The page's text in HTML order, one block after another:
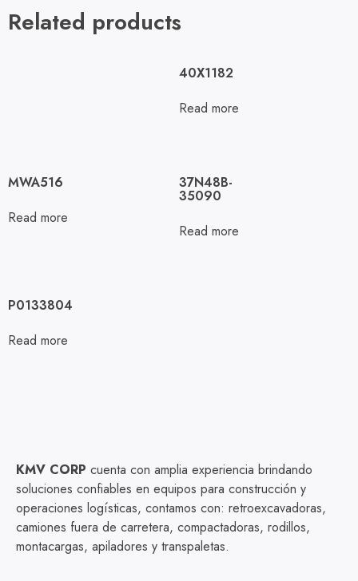
Related products
40X1182
Read more
MWA516
Read more
37N48B-
35090
Read more
P0133804
Read more
KMV CORP cuenta con amplia experiencia brindando
soluciones confiables en equipos para construcción y
operaciones logísticas, contamos con: retroexcavadoras,
camiones fuera de carretera, compactadoras, rodillos,
montacargas, apiladores y transpaletas.